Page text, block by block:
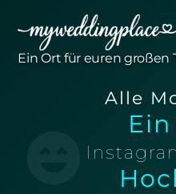
Ein Ort für euren großen
Alle